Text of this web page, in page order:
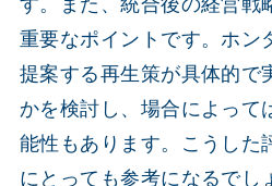
す。また、統合後の経営戦
重要なポイントです。ホン
提案する再生策が具体的で
かを検討し、場合によって
能性もあります。こうした
にとっても参考になるでし